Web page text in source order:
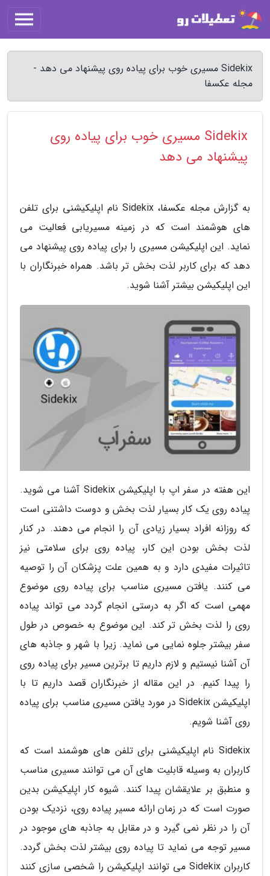
Sidekix مسیری خوب برای پیاده روی پیشنهاد می دهد -
مجله عکسفا
Sidekix مسیری خوب برای پیاده روی
پیشنهاد می دهد
به گزارش مجله عکسفا، Sidekix نام اپلیکیشنی برای تلفن
های هوشمند است که در زمینه مسیریابی فعالیت می
نماید. این اپلیکیشن مسیری را برای پیاده روی پیشنهاد می
دهد که برای کاربر لذت بخش تر باشد. همراه خبرنگاران با
این اپلیکیشن بیشتر آشنا شوید.
این هفته در سفر اپ با اپلیکیشن Sidekix آشنا می شوید.
پیاده روی یک کار بسیار لذت بخش و دوست داشتنی است
که روزانه افراد بسیار زیادی آن را انجام می دهند. در کنار
لذت بخش بودن این کار، پیاده روی برای سلامتی نیز
تاثیرات مفیدی دارد و به همین علت پزشکان آن را توصیه
می کنند. یافتن مسیری مناسب برای پیاده روی موضوع
مهمی است که اگر به درستی انجام گردد می تواند پیاده
روی را لذت بخش تر کند. این موضوع به خصوص در طول
سفر بیشتر جلوه نمایی می نماید. زیرا با شهر و جاذبه های
آن آشنا نیستیم و لازم داریم تا برترین مسیر برای پیاده روی
را پیدا کنیم. در این مقاله از خبرنگاران قصد داریم تا با
اپلیکیشن Sidekix در مورد یافتن مسیری مناسب برای پیاده
روی آشنا شویم.
Sidekix نام اپلیکیشنی برای تلفن های هوشمند است که
کاربران به وسیله قابلیت های آن می توانند مسیری مناسب
و منطبق بر علایقشان پیدا کنند. شیوه کار اپلیکیشن بدین
صورت است که در زمان ارائه مسیر پیاده روی، نزدیک بودن
آن را در نظر نمی گیرد و در مقابل به جاذبه های موجود در
مسیر توجه می نماید تا پیاده روی بیشتر لذت بخش گردد.
کاربران Sidekix می توانند اپلیکیشن را شخصی سازی کنند